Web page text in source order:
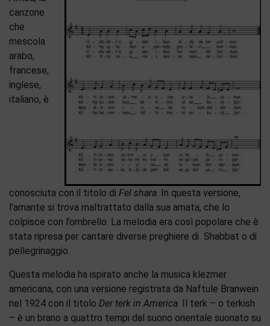
canzone
che
mescola
arabo,
francese,
inglese,
italiano, è
conosciuta con il titolo di Fel shara. In questa versione,
l’amante si trova maltrattato dalla sua amata, che lo
colpisce con l’ombrello. La melodia era così popolare che è
stata ripresa per cantare diverse preghiere di Shabbat o di
pellegrinaggio.
Questa melodia ha ispirato anche la musica klezmer
americana, con una versione registrata da Naftule Branwein
nel 1924 con il titolo Der terk in America. Il terk – o terkish
– è un brano a quattro tempi dal suono orientale suonato su